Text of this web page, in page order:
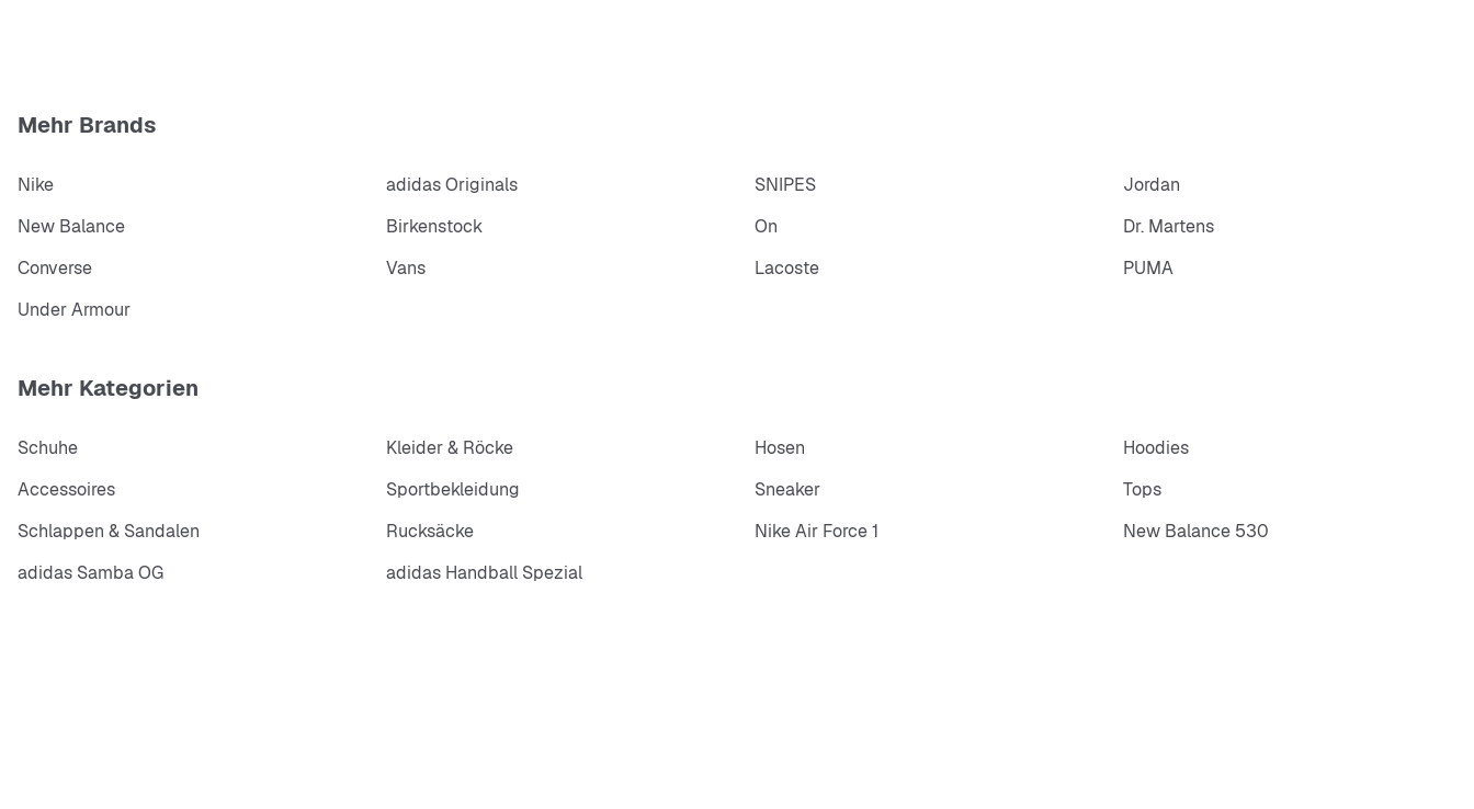
Mehr Brands
Nike adidas Originals SNIPES
Jordan
New Balance
Birkenstock On
Dr. Martens
Converse
Vans Lacoste
PUMA
Under Armour
Mehr Kategorien
Schuhe Kleider & Röcke Hosen
Hoodies
Accessoires
Sportbekleidung Sneaker
Tops
Schlappen & Sandalen
Rucksäcke Nike Air Force 1
New Balance 530
adidas Samba OG
adidas Handball Spezial